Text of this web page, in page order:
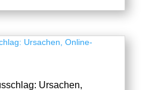
Ursachen,